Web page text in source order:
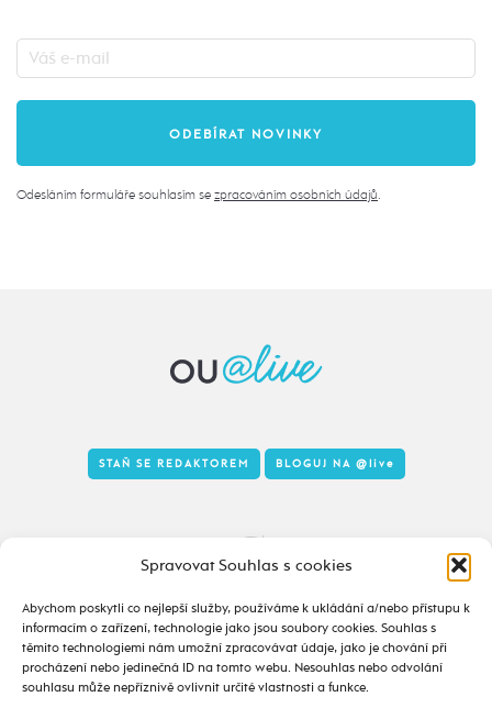
Spravovat Souhlas s cookies
Abychom poskytli co nejlepší služby, používáme k ukládání a/nebo přístupu k
informacím o zařízení, technologie jako jsou soubory cookies. Souhlas s
těmito technologiemi nám umožní zpracovávat údaje, jako je chování při
procházení nebo jedinečná ID na tomto webu. Nesouhlas nebo odvolání
souhlasu může nepříznivě ovlivnit určité vlastnosti a funkce.
Odesláním formuláře souhlasím se zpracováním osobních údajů.
Tady to taky žije
STAŇ SE REDAKTOREM BLOGUJ NA @live